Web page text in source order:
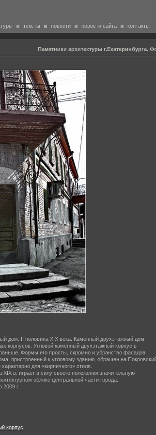
тексты новости новости сайта контакты
Памятники архитектуры г.Екатеринбурга.
дом. II половина XIX века. Каменный двухэтажный дом
корпусов. Угловой каменный двухэтажный корпус в
Формы его просты, скромно и убранство фасадов.
пристроенный к угловому зданию, об­ращен на
для «кирпично­го» стиля.
в. игра­ет в силу своего положения значительную
облике центральной части города.
2009 г.
корпус